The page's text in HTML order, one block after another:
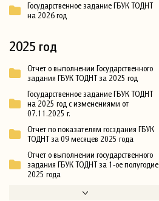
Государственное задание ГБУК ТОДНТ
на 2026 год
2025 год
Отчет о выполнении Государственного
задания ГБУК ТОДНТ за 2025 год
Государственное задание ГБУК ТОДНТ
на 2025 год с изменениями от
07.11.2025 г.
Отчет по показателям госздания ГБУК
ТОДНТ за 09 месяцев 2025 года
Отчет о выполнении государственного
задания ГБУК ТОДНТ за 1-ое полугодие
2025 года